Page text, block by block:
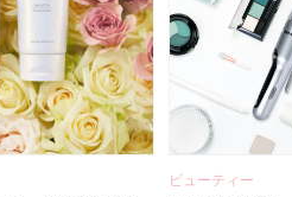
ビューティー